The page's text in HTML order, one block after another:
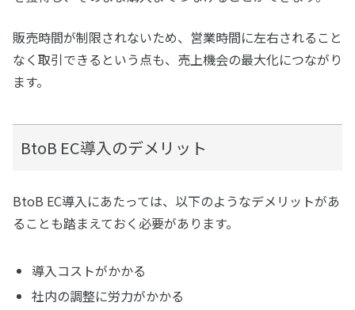
販売時間が制限されないため、営業時間に左右されること
なく取引できるという点も、売上機会の最大化につながり
ます。
BtoB EC導入のデメリット
BtoB EC導入にあたっては、以下のようなデメリットがあ
ることも踏まえておく必要があります。
導入コストがかかる
社内の調整に労力がかかる